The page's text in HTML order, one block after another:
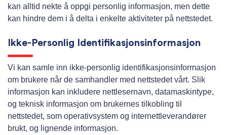
kan alltid nekte å oppgi personlig informasjon, men dette
kan hindre dem i å delta i enkelte aktiviteter på nettstedet.
Ikke-Personlig Identifikasjonsinformasjon
Vi kan samle inn ikke-personlig identifikasjonsinformasjon
om brukere når de samhandler med nettstedet vårt. Slik
informasjon kan inkludere nettlesernavn, datamaskintype,
og teknisk informasjon om brukernes tilkobling til
nettstedet, som operativsystem og internettleverandører
brukt, og lignende informasjon.